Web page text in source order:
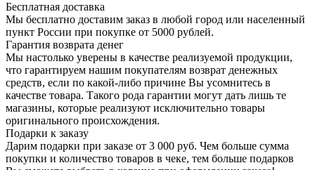
Бесплатная доставка
Мы бесплатно доставим заказ в любой город или населенный
пункт России при покупке от 5000 рублей.
Гарантия возврата денег
Мы настолько уверены в качестве реализуемой продукции,
что гарантируем нашим покупателям возврат денежных
средств, если по какой-либо причине Вы усомнитесь в
качестве товара. Такого рода гарантии могут дать лишь те
магазины, которые реализуют исключительно товары
оригинального происхождения.
Подарки к заказу
Дарим подарки при заказе от 3 000 руб. Чем больше сумма
покупки и количество товаров в чеке, тем больше подарков